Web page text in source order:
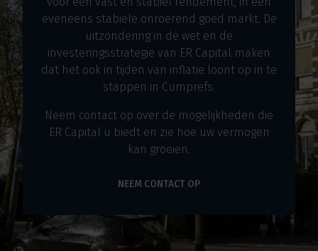
eveneens stabiele onroerend goed markt. De
uitzondering in de wet en de
investeringsstrategie van ER Capital maken
dat het ook in tijden van inflatie loont op in te
stappen in Cumprefs.
Neem contact op over de mogelijkheden die
ER Capital u biedt en zie hoe uw vermogen
kan groeien.
NEEM CONTACT OP